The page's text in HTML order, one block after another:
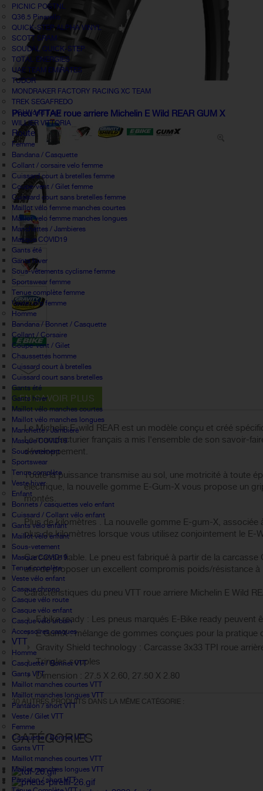
PICNIC POSTNL
Q36.5 Pinarello
QUICK-STEP ALPHA VINYL
SCOTT SRAM
SOUDAL QUICK-STEP
TOTAL ÉNERGIES
UAE TEAM EMIRATES
TUDOR
MONDRAKER FACTORY RACING XC TEAM
TREK SEGAFREDO
UCI World Tour
WILLIER VITTORIA
Route
Femme
Bandana / Casquette
Collant / corsaire velo femme
Cuissard court à bretelles femme
Coupe-vent / Gilet femme
Cuissard court sans bretelles femme
Maillot vélo femme manches courtes
Maillot velo femme manches longues
Manchettes / Jambieres
Masque COVID19
Gants été
Gants hiver
Sous-vêtements cyclisme femme
Sportswear femme
Tenue complète femme
Veste vélo femme
Homme
Bandana / Bonnet / Casquette
Collant / Corsaire
Coupe-vent / Gilet
Chaussettes homme
Cuissard court à bretelles
Cuissard court sans bretelles
Gants été
Gants hiver
Maillot vélo manches courtes
Maillot vélo manches longues
Manchette / Jambiere
Masque COVID19
Sous-vetement
Sportswear
Tenue complète
Veste hiver
Enfant
Bonnets / casquettes velo enfant
Cuissard / Collant vélo enfant
Gants vélo enfant
Maillot vélo enfant
Sous-vetement
Masque COVID19
Tenue complète
Veste vélo enfant
Casque chrono
Casque vélo route
Casque vélo enfant
Casque vélo urbain
Accessoires casques
VTT
Homme
Casquette / Bonnet VTT
Gants VTT
Maillot manches courtes VTT
Maillot manches longues VTT
Pantalon / short VTT
Veste / Gilet VTT
Femme
Casquette / Bonnet VTT
Gants VTT
Maillot manches courtes VTT
Maillot manches longues VTT
Pantalon / short VTT
Pneu VTTAE roue arriere Michelin E Wild REAR GUM X
EN SAVOIR PLUS
Le Michelin E-wild REAR est un modèle conçu et créé
Le manufacturier français a mis l'ensemble de son savoir-
développement.
Toute la puissance transmise au sol, une motricité à toute
électrique, la nouvelle gomme E-Gum-X vous propose un
montés.
Plus de kilomètres . La nouvelle gomme E-gum-X,
plus de kilomètres lorsque vous utilisez conjointement le E-
Carcasse fiable. Le pneu est fabriqué à partir de la
afin de proposer un excellent compromis poids/résistance à
Caractéristiques du pneu VTT roue arriere Michelin E Wild
E.bike ready : Les pneus marqués E-Bike ready
E GumX : mélange de gommes conçues pour la pratique
Gravity Shield technology : Carcasse 3x33 TPI roue
Tringles souples
Dimension : 27.5 X 2.60, 27.50 X 2.80
30 AUTRES PRODUITS DANS LA MÊME CATÉGORIE :
CATÉGORIES